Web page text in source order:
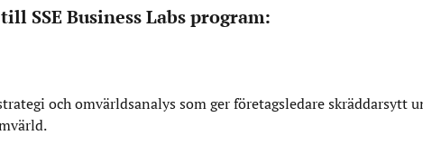
SSE Business Labs program:
och omvärldsanalys som ger företagsledare skräddarsytt